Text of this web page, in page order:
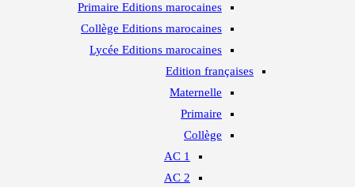
Primaire Editions marocaines
Collège Editions marocaines
Lycée Editions marocaines
Edition françaises
Maternelle
Primaire​
Collège
1 AC
2 AC